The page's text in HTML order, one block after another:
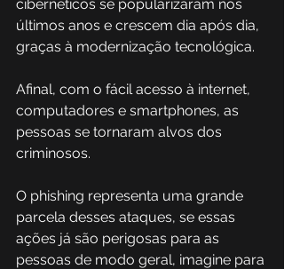
cibernéticos se popularizaram nos
últimos anos e crescem dia após dia,
graças à modernização tecnológica.
Afinal, com o fácil acesso à internet,
computadores e smartphones, as
pessoas se tornaram alvos dos
criminosos.
O phishing representa uma grande
parcela desses ataques, se essas
ações já são perigosas para as
pessoas de modo geral, imagine para